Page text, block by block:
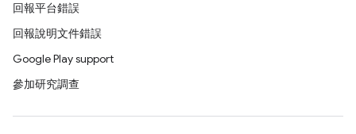
回報平台錯誤
回報說明文件錯誤
Google Play support
參加研究調查